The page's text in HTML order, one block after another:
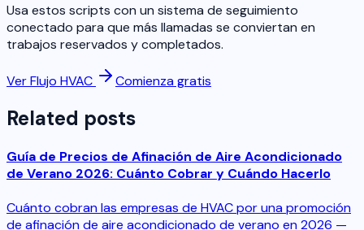
Usa estos scripts con un sistema de seguimiento
conectado para que más llamadas se conviertan en
trabajos reservados y completados.
Ver Flujo HVAC Comienza gratis
Related posts
Guía de Precios de Afinación de Aire Acondicionado
de Verano 2026: Cuánto Cobrar y Cuándo Hacerlo
Cuánto cobran las empresas de HVAC por una promoción
de afinación de aire acondicionado de verano en 2026 —